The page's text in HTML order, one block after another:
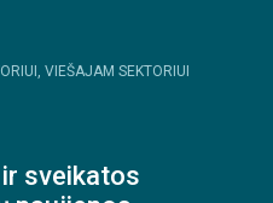
VIEŠAJAM SEKTORIUI
sveikatos